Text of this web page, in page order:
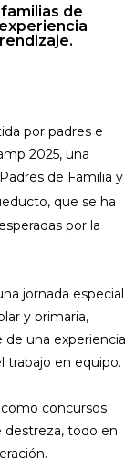
de
por padres e
2025, una
de Familia y
que se ha
por la
jornada especial
y primaria,
de una experiencia
trabajo en equipo.
concursos
destreza, todo en